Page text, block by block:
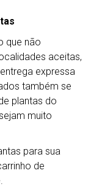
que não
aceitas,
expressa
também se
plantas do
muito
para sua
de